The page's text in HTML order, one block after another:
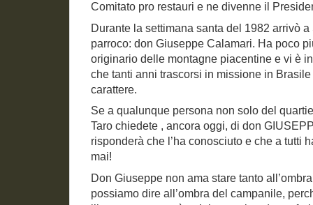
Comitato pro restauri e ne divenne il
Durante la settimana santa del 1982 arrivò
parroco: don Giuseppe Calamari. Ha poco
originario delle montagne piacentine e vi è
che tanti anni trascorsi in missione in
carattere.
Se a qualunque persona non solo del
Taro chiedete , ancora oggi, di don
risponderà che l’ha conosciuto e che a tutti
mai!
Don Giuseppe non ama stare tanto
possiamo dire all’ombra del campanile,